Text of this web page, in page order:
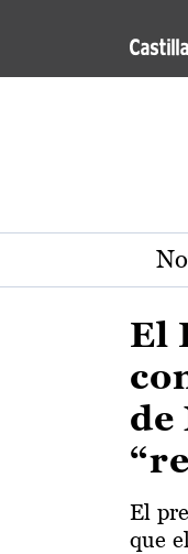
Pasar al contenido
El
de
El
que